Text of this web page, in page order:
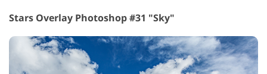
Stars Overlay Photoshop #31 "Sky"